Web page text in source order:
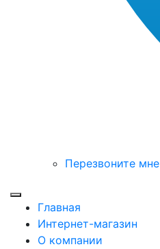
Перезвоните мне
Toggle mobile menu
Главная
Интернет-магазин
О компании